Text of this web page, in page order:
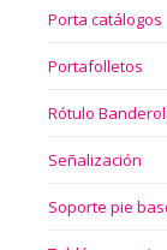
Porta catálogos
Portafolletos
Rótulo
Señalización
Soporte pie